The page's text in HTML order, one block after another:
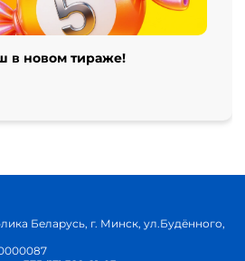
в новом тираже!
Беларусь, г. Минск, ул.Будённого,